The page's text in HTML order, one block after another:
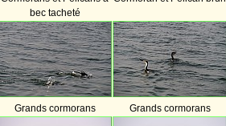
bec tacheté
Grands cormorans Grands cormorans